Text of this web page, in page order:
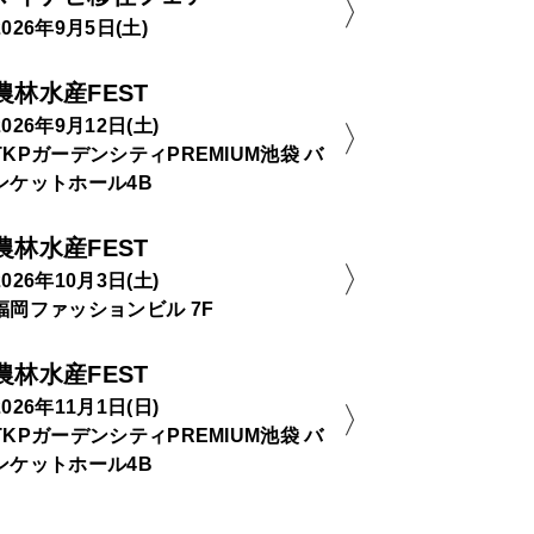
年9月5日(土)
林水産FEST
年9月12日(土)
ガーデンシティPREMIUM池袋 バ
ケットホール4B
林水産FEST
年10月3日(土)
岡ファッションビル 7F
林水産FEST
年11月1日(日)
ガーデンシティPREMIUM池袋 バ
ケットホール4B